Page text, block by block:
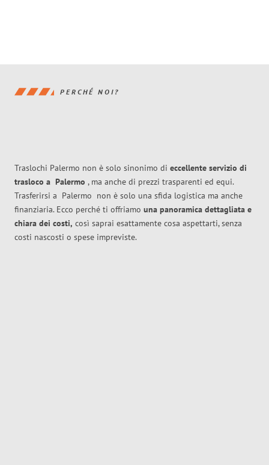
PERCHÉ NOI?
Traslochi Palermo non è solo sinonimo di eccellente servizio di
trasloco a Palermo , ma anche di prezzi trasparenti ed equi.
Trasferirsi a Palermo non è solo una sfida logistica ma anche
finanziaria. Ecco perché ti offriamo una panoramica dettagliata e
chiara dei costi, così saprai esattamente cosa aspettarti, senza
costi nascosti o spese impreviste.